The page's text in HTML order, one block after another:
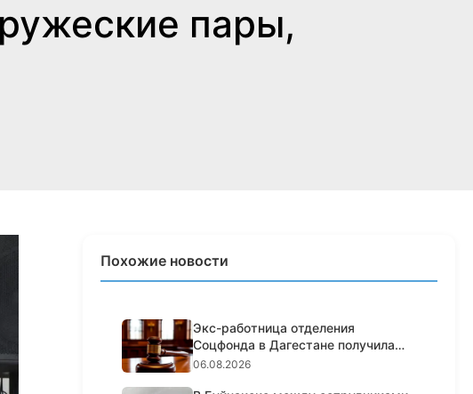
пары,
Похожие новости
Экс-работница отделения
Соцфонда в Дагестане получила
срок з...
06.08.2026